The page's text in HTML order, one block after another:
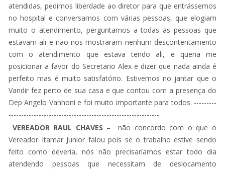
atendidas, pedimos liberdade ao diretor para que entrássemos
no hospital e conversamos com várias pessoas, que elogiam
muito o atendimento, perguntamos a todas as pessoas que
estavam ali e não nos mostraram nenhum descontentamento
com o atendimento que estava tendo ali, e queria me
posicionar a favor do Secretario Alex e dizer que nada ainda é
perfeito mas é muito satisfatório. Estivemos no jantar que o
Vandir fez perto de sua casa e que contou com a presença do
Dep Angelo Vanhoni e foi muito importante para todos. ---------
------------------------------------------------------------
VEREADOR RAUL CHAVES –
não concordo com o que o
Vereador Itamar Junior falou pois se o trabalho estive sendo
feito como deveria, nós não precisaríamos estar todo dia
atendendo pessoas que necessitam de deslocamento